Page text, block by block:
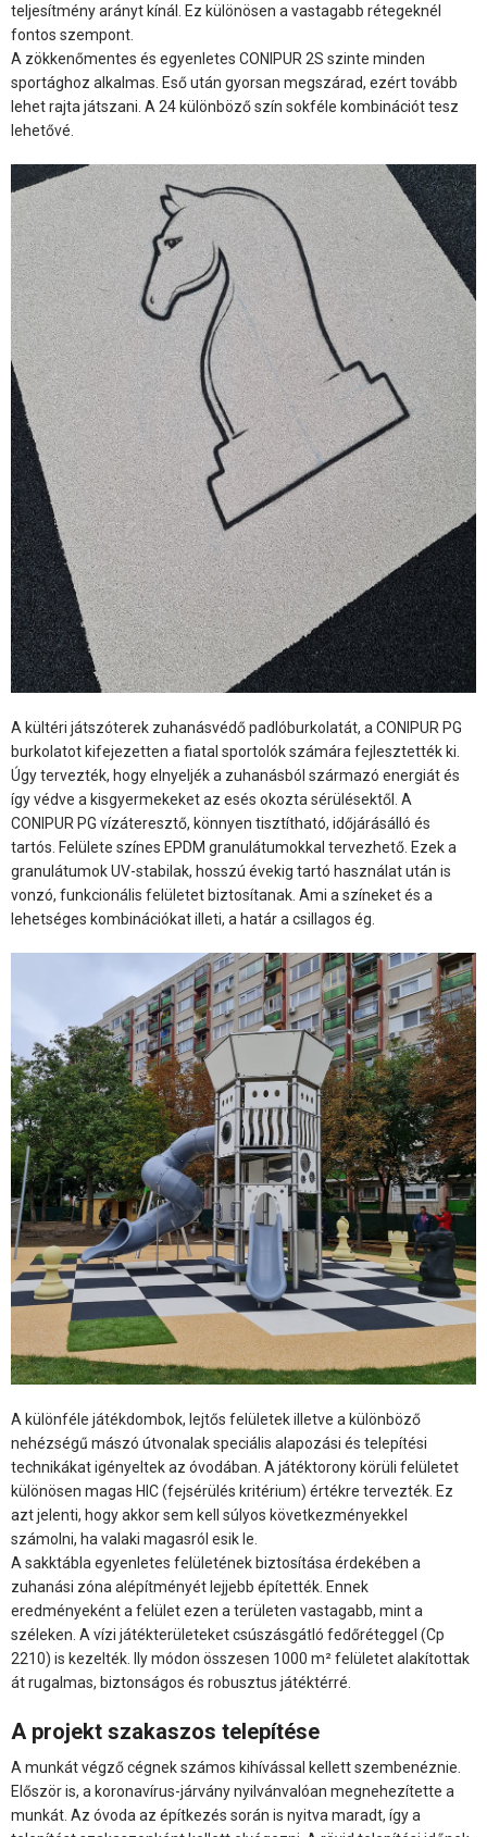
teljesítmény arányt kínál. Ez különösen a vastagabb rétegeknél
fontos szempont.
A zökkenőmentes és egyenletes CONIPUR 2S szinte minden
sportághoz alkalmas. Eső után gyorsan megszárad, ezért tovább
lehet rajta játszani. A 24 különböző szín sokféle kombinációt tesz
lehetővé.
A kültéri játszóterek zuhanásvédő padlóburkolatát, a CONIPUR PG
burkolatot kifejezetten a fiatal sportolók számára fejlesztették ki.
Úgy tervezték, hogy elnyeljék a zuhanásból származó energiát és
így védve a kisgyermekeket az esés okozta sérülésektől. A
CONIPUR PG vízáteresztő, könnyen tisztítható, időjárásálló és
tartós. Felülete színes EPDM granulátumokkal tervezhető. Ezek a
granulátumok UV-stabilak, hosszú évekig tartó használat után is
vonzó, funkcionális felületet biztosítanak. Ami a színeket és a
lehetséges kombinációkat illeti, a határ a csillagos ég.
A különféle játékdombok, lejtős felületek illetve a különböző
nehézségű mászó útvonalak speciális alapozási és telepítési
technikákat igényeltek az óvodában. A játéktorony körüli felületet
különösen magas HIC (fejsérülés kritérium) értékre tervezték. Ez
azt jelenti, hogy akkor sem kell súlyos következményekkel
számolni, ha valaki magasról esik le.
A sakktábla egyenletes felületének biztosítása érdekében a
zuhanási zóna alépítményét lejjebb építették. Ennek
eredményeként a felület ezen a területen vastagabb, mint a
széleken. A vízi játékterületeket csúszásgátló fedőréteggel (Cp
2210) is kezelték. Ily módon összesen 1000 m² felületet alakítottak
át rugalmas, biztonságos és robusztus játéktérré.
A projekt szakaszos telepítése
A munkát végző cégnek számos kihívással kellett szembenéznie.
Először is, a koronavírus-járvány nyilvánvalóan megnehezítette a
munkát. Az óvoda az építkezés során is nyitva maradt, így a